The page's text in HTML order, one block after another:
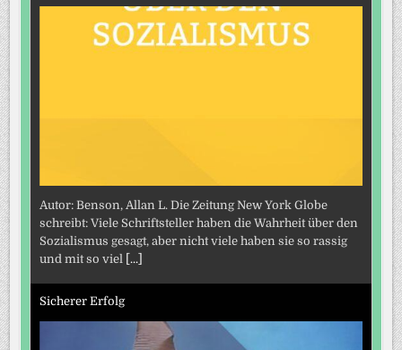
Autor: Benson, Allan L. Die Zeitung New York Globe
schreibt: Viele Schriftsteller haben die Wahrheit über den
Sozialismus gesagt, aber nicht viele haben sie so rassig
und mit so viel [...]
Sicherer Erfolg